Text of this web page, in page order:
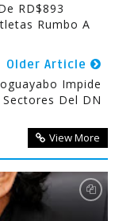
RD$893
Rumbo A
Older Article
Impide
Del DN
View More